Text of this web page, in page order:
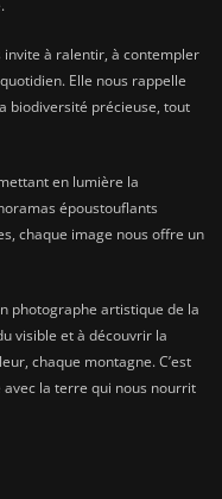
à ralentir, à contempler
Elle nous rappelle
biodiversité précieuse, tout
en lumière la
époustouflants
chaque image nous offre un
photographe artistique de la
visible et à découvrir la
chaque montagne. C’est
la terre qui nous nourrit